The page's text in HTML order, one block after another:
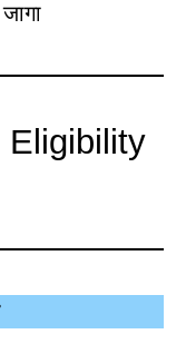
Eligibility